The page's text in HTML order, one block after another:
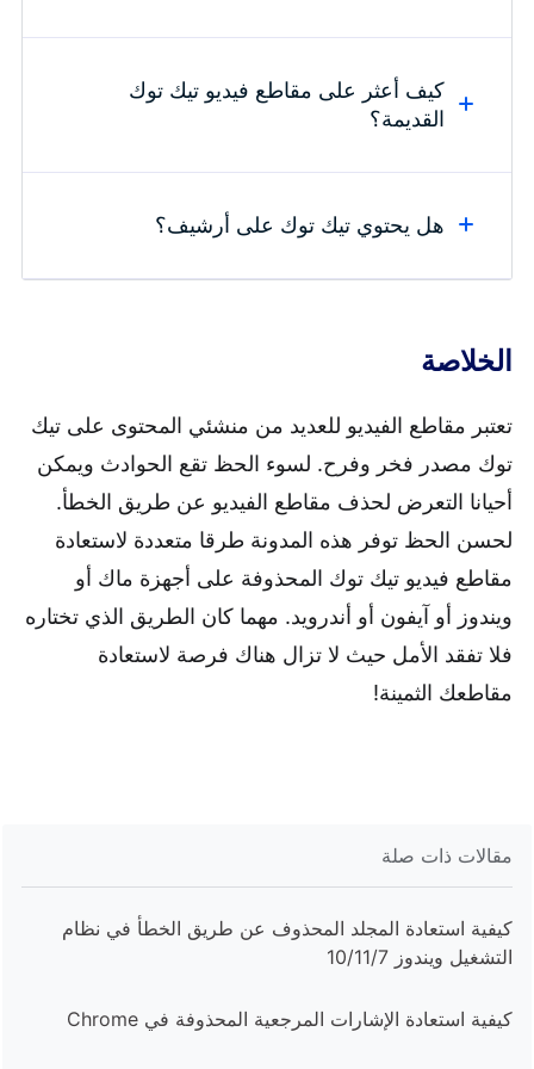
الرسمي لـتطبيق تيك توك لتتمكن من
مشاهدتها في أي وقت وفي أي مكان.
يمكنك الذهاب إلى ألبوم الصور للعثور
يقوم تيك توك بتخزين مقاطع الفيديو التي
شاهدتها على هاتفك مؤقتا فقط حتى
تتمكن من التصفح بسرعة. سيتم حذفه إذا
كنت قد استخدمت البرنامج لتنظيف
مساحة التخزين.
كيف أعثر على مقاطع فيديو تيك توك
القديمة؟
يمكنك فتح تيك توك والانتقال إلى
هل يحتوي تيك توك على أرشيف؟
تيك توك. ولكن يمكنك جعل المقاطع غير
تعد بحاجة إليه.
الخلاصة
تعتبر مقاطع الفيديو للعديد من منشئي المحتوى على تيك
توك مصدر فخر وفرح. لسوء الحظ تقع الحوادث ويمكن
أحيانا التعرض لحذف مقاطع الفيديو عن طريق الخطأ.
لحسن الحظ توفر هذه المدونة طرقا متعددة لاستعادة
مقاطع فيديو تيك توك المحذوفة على أجهزة ماك أو
ويندوز أو آيفون أو أندرويد. مهما كان الطريق الذي تختاره
فلا تفقد الأمل حيث لا تزال هناك فرصة لاستعادة
مقاطعك الثمينة!
مقالات ذات صلة
كيفية استعادة المجلد المحذوف عن طريق الخطأ في نظام
التشغيل ويندوز 10/11/7
كيفية استعادة الإشارات المرجعية المحذوفة في Chrome